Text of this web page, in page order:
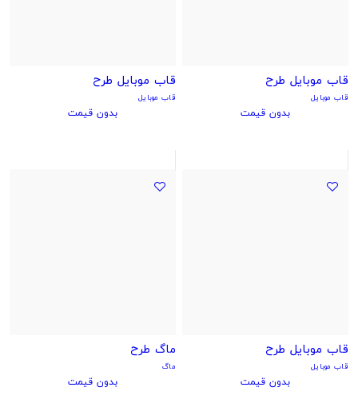
قاب موبایل طرح
قاب موبایل
بدون قیمت
قاب موبایل طرح
قاب موبایل
بدون قیمت
قاب موبایل طرح
قاب موبایل
بدون قیمت
ماگ طرح
ماگ
بدون قیمت